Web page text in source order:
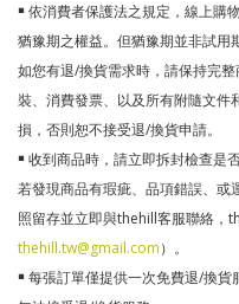
￭ 依消費者保護法之規定，線上購
猶豫期之權益。但猶豫期並非試用
如您有退/換貨需求時，請保持完
裝、消費發票、以及所有附隨文件
損，否則恕不接受退/換貨申請。
￭ 收到商品時，請立即拆封檢查是
若發現商品有瑕疵、品項錯誤、或
照留存並立即與thehill客服聯絡，
thehill.tw@gmail.com）。
￭ 每張訂單僅提供一次免費退/換